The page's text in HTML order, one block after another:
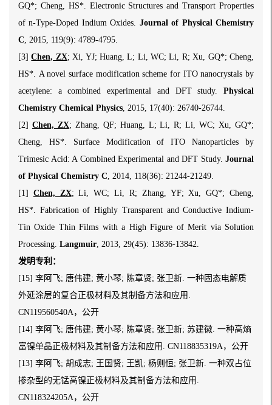
GQ*; Cheng, HS*. Electronic Structures and Transport Properties
of n-Type-Doped Indium Oxides. Journal of Physical Chemistry
C , 2015, 119(9): 4789-4795.
[3]Chen, ZX; Xi, YJ; Huang, L; Li, WC; Li, R; Xu, GQ*; Cheng,
HS*. A novel surface modification scheme for ITO nanocrystals by
acetylene: a combined experimental and DFT study. Physical
Chemistry Chemical Physics , 2015, 17(40): 26740-26744.
[2] Chen, ZX; Zhang, QF; Huang, L; Li, R; Li, WC; Xu, GQ*;
Cheng, HS*. Surface Modification of ITO Nanoparticles by
Trimesic Acid: A Combined Experimental and DFT Study. Journal
of Physical Chemistry C , 2014, 118(36): 21244-21249.
[1] Chen, ZX; Li, WC; Li, R; Zhang, YF; Xu, GQ*; Cheng,
HS*. Fabrication of Highly Transparent and Conductive Indium-
Tin Oxide Thin Films with a High Figure of Merit via Solution
Processing. Langmuir , 2013, 29(45): 13836-13842.
发明专利：
[15] 李阿飞; 唐伟建; 黄小琴; 陈章贤; 张卫新. 一种固态电解质
外延涂层的复合正极材料及其制备方法和应用.
CN119560540A，公开
[14] 李阿飞; 唐伟建; 黄小琴; 陈章贤; 张卫新; 苏建徽. 一种高熵
富镍单晶正极材料及其制备方法和应用. CN118835319A，公开
[13] 李阿飞; 胡成志; 王国贤; 王凯; 杨则恒; 张卫新. 一种双占位
掺杂型的无锰高镍正极材料及其制备方法和应用.
CN118324205A，公开